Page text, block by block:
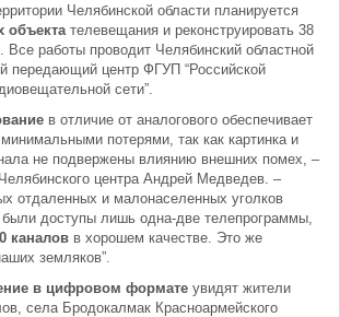
Челябинской области планируется
объектателевещания и реконструировать 38
работы проводит Челябинский областной
передающий центр ФГУП “Российской
сети”.
в отличие от аналогового обеспечивает
потерями, так как картинка и
не подвержены влиянию внешних помех, –
центра Андрей Медведев. –
отдаленных и малонаселенных уголков
доступы лишь одна-две телепрограммы,
каналов в хорошем качестве. Это же
земляков”.
в цифровом формате увидят жители
села Бродокалмак Красноармейского